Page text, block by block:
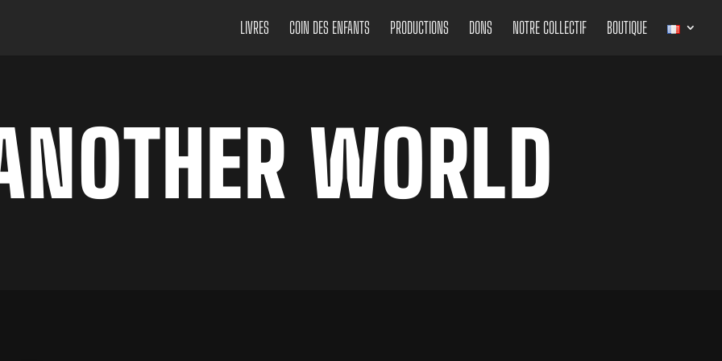
LIVRES COIN DES ENFANTS PRODUCTIONS DONS NOTRE COLLECTIF BOUTIQUE
WORLD